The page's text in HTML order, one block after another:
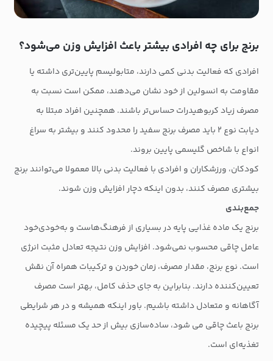
برنج برای چه افرادی بیشتر باعث افزایش وزن می‌شود؟
افرادی که فعالیت بدنی کمی دارند، متابولیسم پایین‌تری داشته یا
مقاومت به انسولین از خود نشان می‌دهند، ممکن است نسبت به
مصرف زیاد کربوهیدرات حساس‌تر باشند. همچنین افراد مبتلا به
دیابت نوع ۲ باید مصرف برنج سفید را محدود کنند و بیشتر به سراغ
انواع با شاخص گلیسمی پایین بروند.
کودکان، ورزشکاران و افرادی با فعالیت بدنی بالا معمولا می‌توانند برنج
بیشتری مصرف کنند، بدون اینکه دچار افزایش وزن شوند.
جمع‌بندی
برنج یک ماده غذایی پایه در بسیاری از فرهنگ‌هاست و به‌خودی‌خود
عامل چاقی محسوب نمی‌شود. افزایش وزن نتیجه تعادل مثبت انرژی
است. نوع برنج، مقدار مصرف، زمان خوردن و ترکیبات همراه آن نقش
تعیین‌کننده دارند. بنابراین به جای حذف کامل، بهتر است مصرف
آگاهانه و متعادل داشته باشیم. باور اینکه همیشه و در هر شرایطی
برنج باعث چاقی می شود، ساده‌سازی بیش از حد یک مسئله پیچیده
تغذیه‌ای است.